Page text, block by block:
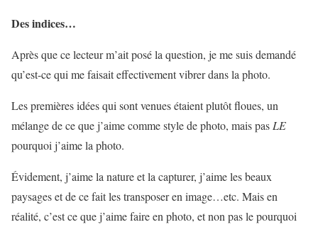
Des indices…
Après que ce lecteur m’ait posé la question, je me suis demandé
qu’est-ce qui me faisait effectivement vibrer dans la photo.
Les premières idées qui sont venues étaient plutôt floues, un
mélange de ce que j’aime comme style de photo, mais pas LE
pourquoi j’aime la photo.
Évidement, j’aime la nature et la capturer, j’aime les beaux
paysages et de ce fait les transposer en image…etc. Mais en
réalité, c’est ce que j’aime faire en photo, et non pas le pourquoi